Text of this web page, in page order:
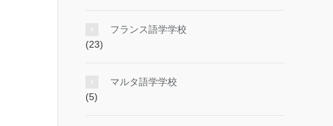
フランス語学学校
(23)
マルタ語学学校
(5)